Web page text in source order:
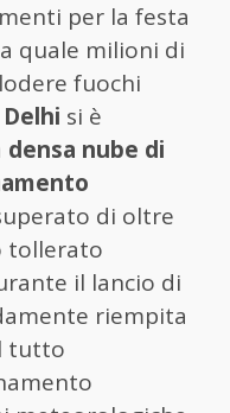
per la festa
quale milioni di
fuochi
si è
densa nube di
di oltre
tollerato
il lancio di
riempita
tutto